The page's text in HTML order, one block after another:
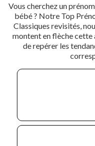
Vous cherchez un
bébé ? Notre Top
Classiques revisités,
montent en flèche cette
de repérer les